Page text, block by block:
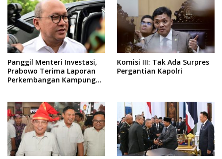
Panggil Menteri Investasi,
Prabowo Terima Laporan
Perkembangan Kampung
Komisi III: Tak Ada Surpres
Pergantian Kapolri